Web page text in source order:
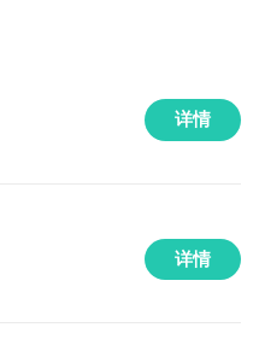
详情
详情